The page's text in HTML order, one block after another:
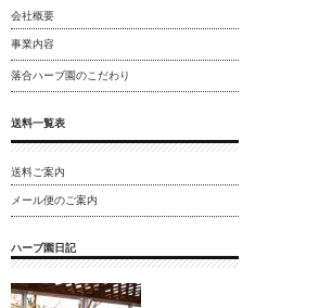
会社概要
事業内容
落合ハーブ園のこだわり
送料一覧表
送料ご案内
メール便のご案内
ハーブ園日記